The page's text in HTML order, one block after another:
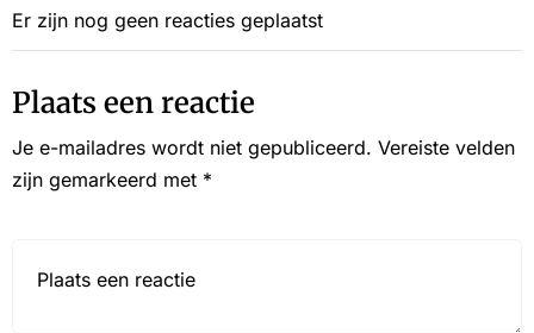
Er zijn nog geen reacties geplaatst
Plaats een reactie
Je e-mailadres wordt niet gepubliceerd. Vereiste velden
zijn gemarkeerd met *